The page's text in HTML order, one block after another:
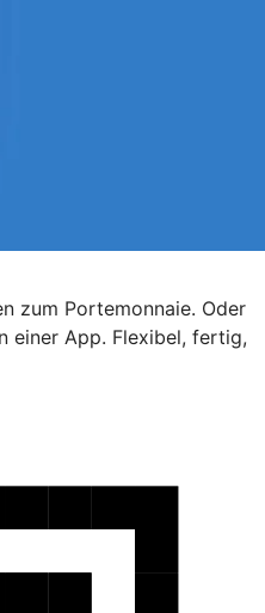
zum Portemonnaie. Oder
einer App. Flexibel, fertig,